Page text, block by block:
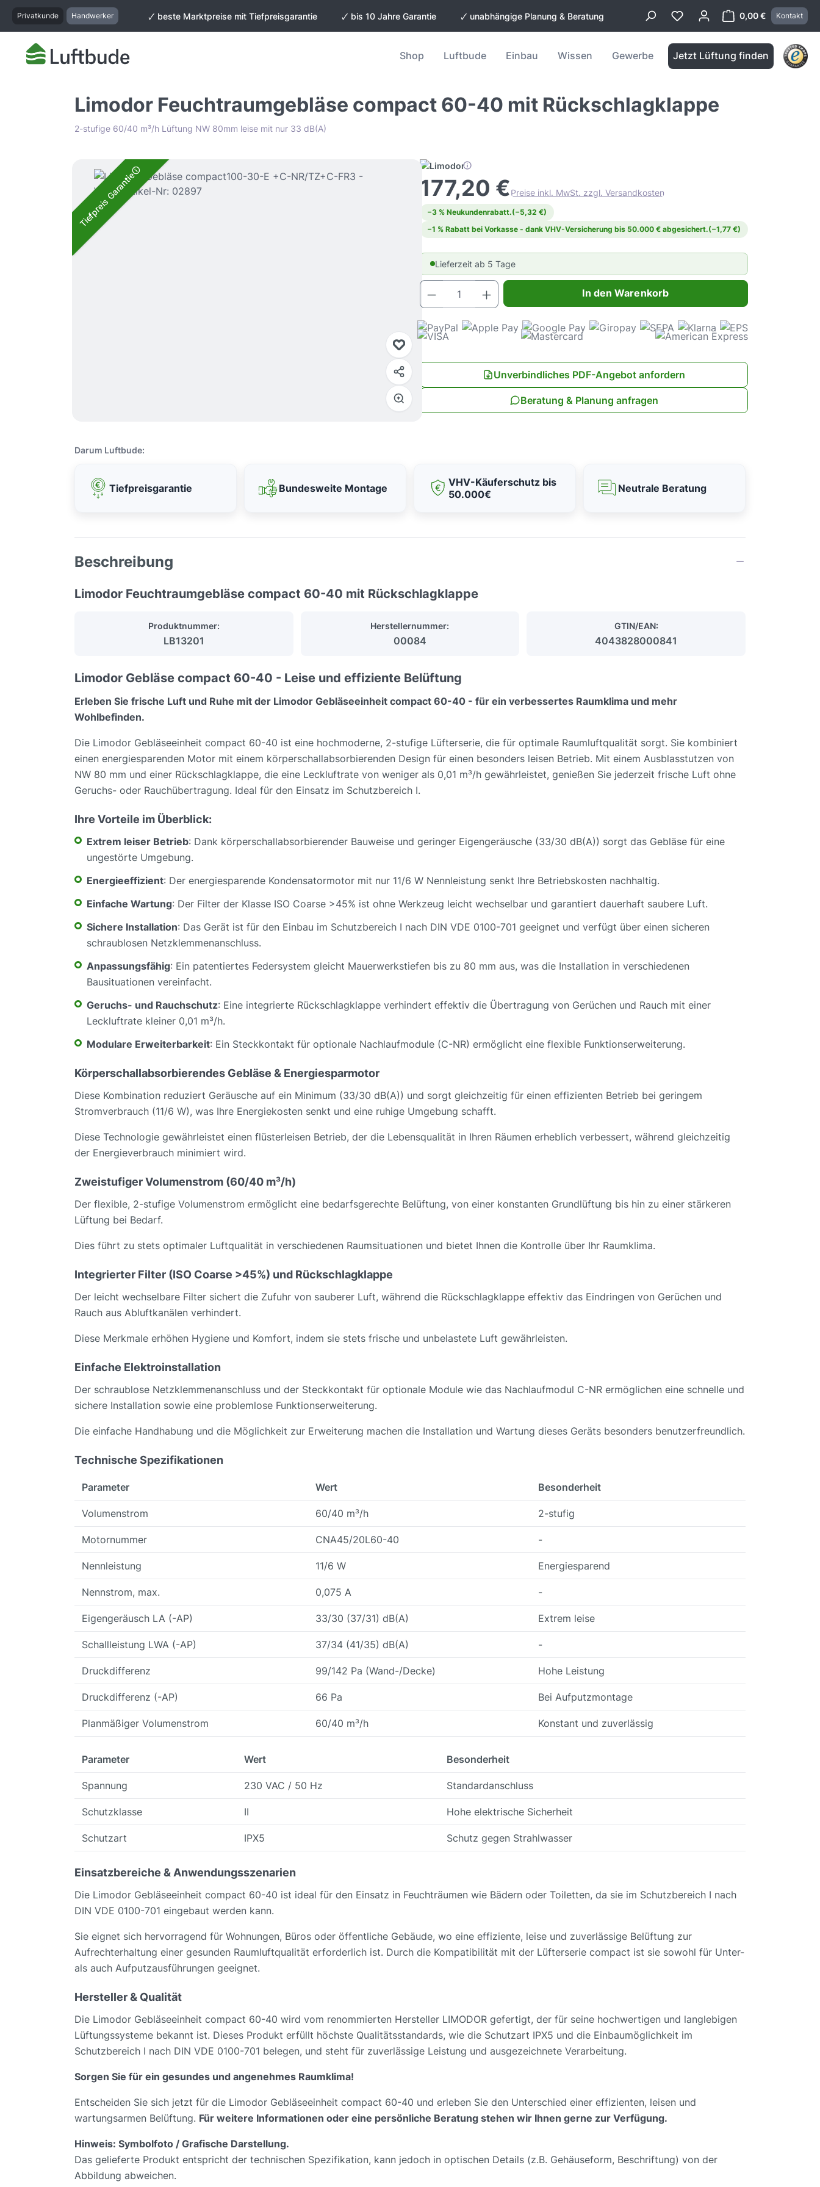
Zur Hauptnavigation springen
Privatkunde Handwerker 🗸 beste Marktpreise mit Tiefpreisgarantie 🗸 bis 10 Jahre Garantie 🗸 unabhängige Planung & Beratung 0,00 €
Warenkorb
Kontakt
Shop Luftbude Einbau Wissen Gewerbe Jetzt Lüftung finden
Limodor Feuchtraumgebläse compact 60-40 mit Rückschlagklappe
2-stufige 60/40 m³/h Lüftung NW 80mm leise mit nur 33 dB(A)
Bildergalerie überspringen
Tiefpreis Garantie 177,20 €Preise inkl. MwSt. zzgl. Versandkosten
−3 % Neukundenrabatt.(−5,32 €)
−1 % Rabatt bei Vorkasse - dank VHV-Versicherung bis 50.000 € abgesichert.(−1,77 €)
Lieferzeit ab 5 Tage
Produkt Anzahl: Gib den gewünschten Wert ein oder benutze die Schaltflächen
In den Warenkorb
Unverbindliches PDF-Angebot anfordern
Beratung & Planung anfragen
Darum Luftbude:
Tiefpreisgarantie Bundesweite Montage
VHV-Käuferschutz bis
50.000€
Neutrale Beratung
Beschreibung
Limodor Feuchtraumgebläse compact 60-40 mit Rückschlagklappe
Produktnummer:
LB13201
Herstellernummer:
00084
GTIN/EAN:
4043828000841
Limodor Gebläse compact 60-40 - Leise und effiziente Belüftung
Erleben Sie frische Luft und Ruhe mit der Limodor Gebläseeinheit compact 60-40 - für ein verbessertes Raumklima und mehr
Wohlbefinden.
Die Limodor Gebläseeinheit compact 60-40 ist eine hochmoderne, 2-stufige Lüfterserie, die für optimale Raumluftqualität sorgt. Sie kombiniert
einen energiesparenden Motor mit einem körperschallabsorbierenden Design für einen besonders leisen Betrieb. Mit einem Ausblasstutzen von
NW 80 mm und einer Rückschlagklappe, die eine Leckluftrate von weniger als 0,01 m³/h gewährleistet, genießen Sie jederzeit frische Luft ohne
Geruchs- oder Rauchübertragung. Ideal für den Einsatz im Schutzbereich I.
Ihre Vorteile im Überblick:
Extrem leiser Betrieb: Dank körperschallabsorbierender Bauweise und geringer Eigengeräusche (33/30 dB(A)) sorgt das Gebläse für eine
ungestörte Umgebung.
Energieeffizient: Der energiesparende Kondensatormotor mit nur 11/6 W Nennleistung senkt Ihre Betriebskosten nachhaltig.
Einfache Wartung: Der Filter der Klasse ISO Coarse >45% ist ohne Werkzeug leicht wechselbar und garantiert dauerhaft saubere Luft.
Sichere Installation: Das Gerät ist für den Einbau im Schutzbereich I nach DIN VDE 0100-701 geeignet und verfügt über einen sicheren
schraublosen Netzklemmenanschluss.
Anpassungsfähig: Ein patentiertes Federsystem gleicht Mauerwerkstiefen bis zu 80 mm aus, was die Installation in verschiedenen
Bausituationen vereinfacht.
Geruchs- und Rauchschutz: Eine integrierte Rückschlagklappe verhindert effektiv die Übertragung von Gerüchen und Rauch mit einer
Leckluftrate kleiner 0,01 m³/h.
Modulare Erweiterbarkeit: Ein Steckkontakt für optionale Nachlaufmodule (C-NR) ermöglicht eine flexible Funktionserweiterung.
Körperschallabsorbierendes Gebläse & Energiesparmotor
Diese Kombination reduziert Geräusche auf ein Minimum (33/30 dB(A)) und sorgt gleichzeitig für einen effizienten Betrieb bei geringem
Stromverbrauch (11/6 W), was Ihre Energiekosten senkt und eine ruhige Umgebung schafft.
Diese Technologie gewährleistet einen flüsterleisen Betrieb, der die Lebensqualität in Ihren Räumen erheblich verbessert, während gleichzeitig
der Energieverbrauch minimiert wird.
Zweistufiger Volumenstrom (60/40 m³/h)
Der flexible, 2-stufige Volumenstrom ermöglicht eine bedarfsgerechte Belüftung, von einer konstanten Grundlüftung bis hin zu einer stärkeren
Lüftung bei Bedarf.
Dies führt zu stets optimaler Luftqualität in verschiedenen Raumsituationen und bietet Ihnen die Kontrolle über Ihr Raumklima.
Integrierter Filter (ISO Coarse >45%) und Rückschlagklappe
Der leicht wechselbare Filter sichert die Zufuhr von sauberer Luft, während die Rückschlagklappe effektiv das Eindringen von Gerüchen und
Rauch aus Abluftkanälen verhindert.
Diese Merkmale erhöhen Hygiene und Komfort, indem sie stets frische und unbelastete Luft gewährleisten.
Einfache Elektroinstallation
Der schraublose Netzklemmenanschluss und der Steckkontakt für optionale Module wie das Nachlaufmodul C-NR ermöglichen eine schnelle und
sichere Installation sowie eine problemlose Funktionserweiterung.
Die einfache Handhabung und die Möglichkeit zur Erweiterung machen die Installation und Wartung dieses Geräts besonders benutzerfreundlich.
Technische Spezifikationen
Parameter Wert Besonderheit
Volumenstrom 60/40 m³/h 2-stufig
Motornummer CNA45/20L60-40 -
Nennleistung 11/6 W Energiesparend
Nennstrom, max. 0,075 A -
Eigengeräusch LA (-AP) 33/30 (37/31) dB(A) Extrem leise
Schallleistung LWA (-AP) 37/34 (41/35) dB(A) -
Druckdifferenz 99/142 Pa (Wand-/Decke) Hohe Leistung
Druckdifferenz (-AP) 66 Pa Bei Aufputzmontage
Planmäßiger Volumenstrom 60/40 m³/h Konstant und zuverlässig
Parameter Wert Besonderheit
Spannung 230 VAC / 50 Hz Standardanschluss
Schutzklasse II Hohe elektrische Sicherheit
Schutzart IPX5 Schutz gegen Strahlwasser
Einsatzbereiche & Anwendungsszenarien
Die Limodor Gebläseeinheit compact 60-40 ist ideal für den Einsatz in Feuchträumen wie Bädern oder Toiletten, da sie im Schutzbereich I nach
DIN VDE 0100-701 eingebaut werden kann.
Sie eignet sich hervorragend für Wohnungen, Büros oder öffentliche Gebäude, wo eine effiziente, leise und zuverlässige Belüftung zur
Aufrechterhaltung einer gesunden Raumluftqualität erforderlich ist. Durch die Kompatibilität mit der Lüfterserie compact ist sie sowohl für Unter-
als auch Aufputzausführungen geeignet.
Hersteller & Qualität
Die Limodor Gebläseeinheit compact 60-40 wird vom renommierten Hersteller LIMODOR gefertigt, der für seine hochwertigen und langlebigen
Lüftungssysteme bekannt ist. Dieses Produkt erfüllt höchste Qualitätsstandards, wie die Schutzart IPX5 und die Einbaumöglichkeit im
Schutzbereich I nach DIN VDE 0100-701 belegen, und steht für zuverlässige Leistung und ausgezeichnete Verarbeitung.
Sorgen Sie für ein gesundes und angenehmes Raumklima!
Entscheiden Sie sich jetzt für die Limodor Gebläseeinheit compact 60-40 und erleben Sie den Unterschied einer effizienten, leisen und
wartungsarmen Belüftung. Für weitere Informationen oder eine persönliche Beratung stehen wir Ihnen gerne zur Verfügung.
Hinweis: Symbolfoto / Grafische Darstellung.
Das gelieferte Produkt entspricht der technischen Spezifikation, kann jedoch in optischen Details (z.B. Gehäuseform, Beschriftung) von der
Abbildung abweichen.